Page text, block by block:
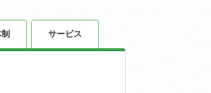
サービス